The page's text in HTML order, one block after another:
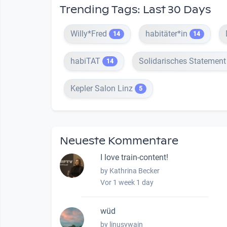
Trending Tags: Last 30 Days
Willy*Fred 14 habitäter*in 14
habiTAT 14 Solidarisches Statement
Kepler Salon Linz 5
Neueste Kommentare
I love train-content!
by Kathrina Becker
Vor 1 week 1 day
wüd
by linusywain